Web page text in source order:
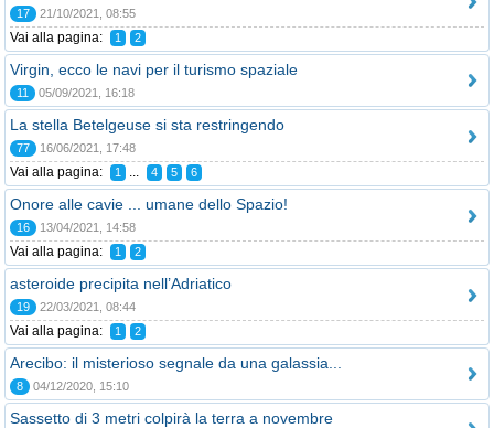
17 21/10/2021, 08:55
Vai alla pagina: 1 2
Virgin, ecco le navi per il turismo spaziale
11 05/09/2021, 16:18
La stella Betelgeuse si sta restringendo
77 16/06/2021, 17:48
Vai alla pagina: 1 ... 4 5 6
Onore alle cavie ... umane dello Spazio!
16 13/04/2021, 14:58
Vai alla pagina: 1 2
asteroide precipita nell’Adriatico
19 22/03/2021, 08:44
Vai alla pagina: 1 2
Arecibo: il misterioso segnale da una galassia...
8 04/12/2020, 15:10
Sassetto di 3 metri colpirà la terra a novembre